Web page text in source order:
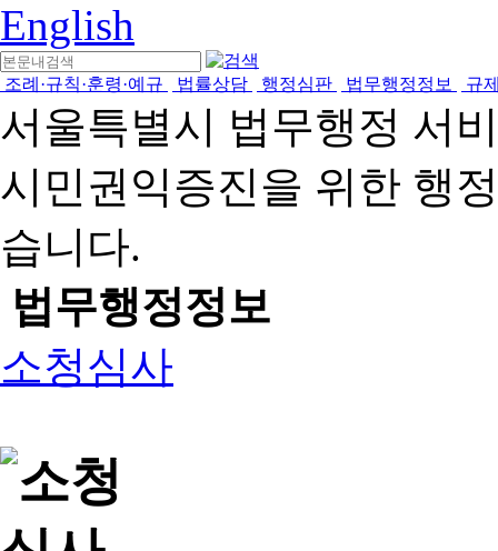
English
조례·규칙·훈령·예규 법률상담 행정심판 법무행정정보 규
서울특별시 법무행정 서
시민권익증진을 위한 행
습니다.
법무행정정보
소청심사